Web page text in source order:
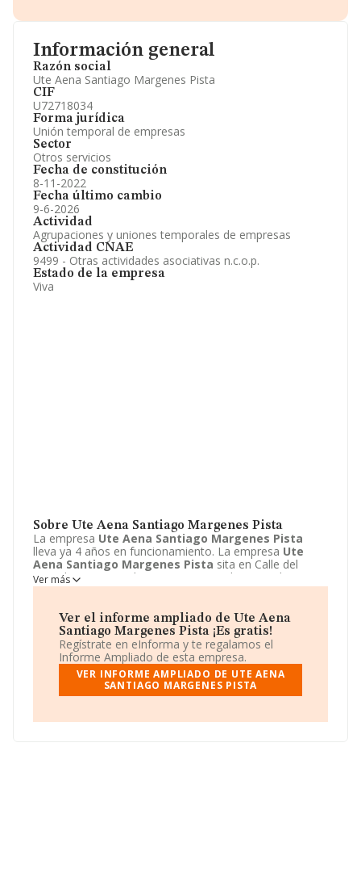
Información general
Razón social
Ute Aena Santiago Margenes Pista
CIF
U72718034
Forma jurídica
Unión temporal de empresas
Sector
Otros servicios
Fecha de constitución
8-11-2022
Fecha último cambio
9-6-2026
Actividad
Agrupaciones y uniones temporales de empresas
Actividad CNAE
9499 - Otras actividades asociativas n.c.o.p.
Estado de la empresa
Viva
Sobre Ute Aena Santiago Margenes Pista
La empresa Ute Aena Santiago Margenes Pista
lleva ya 4 años en funcionamiento. La empresa Ute
Aena Santiago Margenes Pista sita en Calle del
Periodista jose Ombuena, 5 - 7º B, Valencia, Valencia. La
actividad CNAE de esta compañía es 9499 - Otras
Santiago Margenes Pistase registra como Unión
temporal de empresas.
Ver más
Ver el informe ampliado de Ute Aena
Santiago Margenes Pista ¡Es gratis!
Regístrate en eInforma y te regalamos el
Informe Ampliado de esta empresa.
VER INFORME AMPLIADO DE UTE AENA
SANTIAGO MARGENES PISTA
Información oficial y registral complementaria.